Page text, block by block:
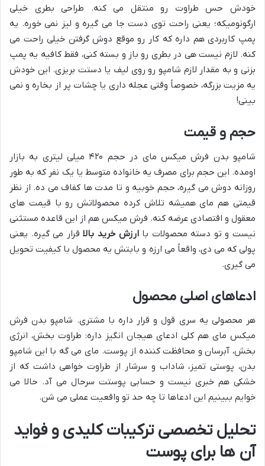
خودش حس طراوت رو منتقل می کنه. طراحی بطری خیلی
ارگونومیکه؛ یعنی راحت توی دست جا می گیره و لیز نمی خوره. یه
پمپ کاربردی هم داره که کار رو موقع دوش گرفتن خیلی راحت می
کنه. لازم نیست هی در بطری رو باز و بسته کنی، فقط کافیه یه پمپ
بزنی و به مقدار لازم شامپو رو روی لیف یا دستت بریزی. این خودش
یه مزیت بزرگه، خصوصاً وقتی عجله داری یا چشات پر از بخاره و نمی
بینی!
حجم و قیمت
شامپو بدن فرش میکس مای در حجم ۴۲۰ میلی لیتری به بازار
اومده. این حجم برای مصرف یه خانواده متوسط یا یک نفر که به طور
روزانه دوش می گیره، حجم خوبیه و تا مدت ها کفاف می ده. از نظر
قیمتی هم مای همیشه تلاش کرده محصولاتش رو با قیمت های
معقول و اقتصادی عرضه کنه. فرش میکس هم از این قاعده مستثنی
نیست و تو دسته محصولات باارزش خرید بالاقرار می گیره. یعنی
پولی که می دی، واقعاً می ارزه و بابتش یه محصول با کیفیت تحویل
می گیری.
ادعاهای اصلی محصول
هر محصولی یه سری قول و قرار داره با مشتری. شامپو بدن فرش
میکس مای هم کلی ادعای هیجان انگیز داره: طراوت بخش، انرژی
بخش، آبرسان و محافظت کننده از پوست. مای می گه با این شامپو
بدن، پوستی تمیز، شاداب و سرشار از طراوت خواهی داشت که از
خشکی هم خبری نیست و حسابی پوستت سرحال می آد. حالا می
خوایم ببینیم این ادعاها تا چه حد تو واقعیت عملی می شن.
تحلیل تخصصی ترکیبات کلیدی و فواید
آن ها برای پوست